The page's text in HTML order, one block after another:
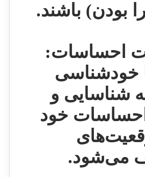
بودن) باشند.
احساسات:
خودشناسی
شناسایی و
خود
می‌شود.